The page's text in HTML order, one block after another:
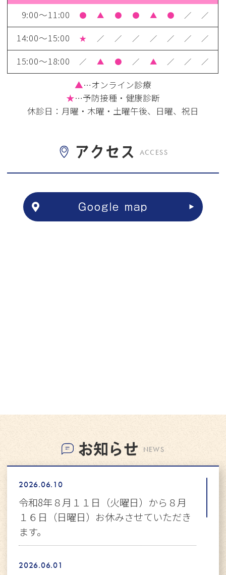
9:00～11:00 ● ▲ ● ● ▲ ● ／ ／
14:00～15:00 ★ ／ ／ ／ ／ ／ ／ ／
15:00～18:00 ／ ▲ ● ／ ▲ ／ ／ ／
▲…オンライン診療
★…予防接種・健康診断
休診日：月曜・木曜・土曜午後、日曜、祝日
アクセス ACCESS
Google map
お知らせ NEWS
2026.06.10
令和8年８月１１日（火曜日）から８月
１６日（日曜日）お休みさせていただき
ます。
2026.06.01